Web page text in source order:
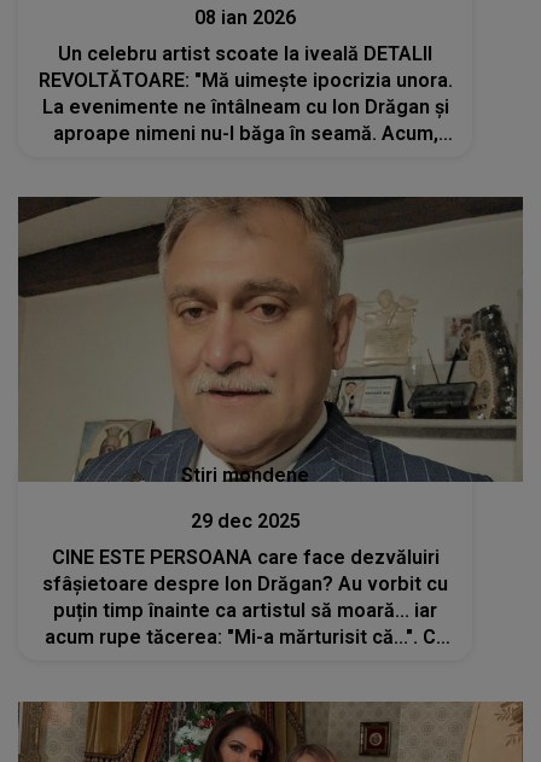
08 ian 2026
Un celebru artist scoate la iveală DETALII
REVOLTĂTOARE: "Mă uimește ipocrizia unora.
La evenimente ne întâlneam cu Ion Drăgan și
aproape nimeni nu-l băga în seamă. Acum,
Stiri mondene
29 dec 2025
CINE ESTE PERSOANA care face dezvăluiri
sfâșietoare despre Ion Drăgan? Au vorbit cu
puțin timp înainte ca artistul să moară... iar
acum rupe tăcerea: "Mi-a mărturisit că...". Ca